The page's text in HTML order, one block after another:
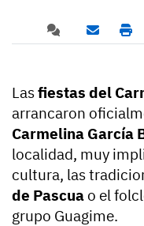
Lasfiestas del
arrancaron
Carmelina García
localidad, muy
cultura, las
de Pascua o el
grupo Guagime.